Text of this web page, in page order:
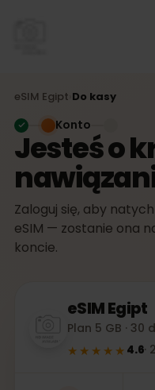
eSIM Egipt Do kasy
Jesteś o
Zaloguj się, aby
eSIM — zostanie ona
koncie.
Konto
eSIMEgipt
Plan 5 GB · 30
★★★★★ 4.6·